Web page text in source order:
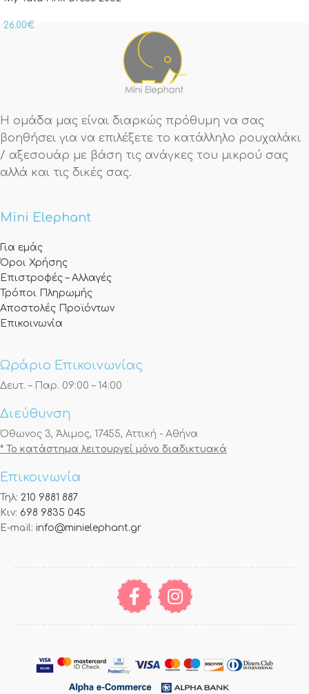
26.00€
Η ομάδα μας είναι διαρκώς πρόθυμη να σας
βοηθήσει για να επιλέξετε το κατάλληλο ρουχαλάκι
/ αξεσουάρ με βάση τις ανάγκες του μικρού σας
αλλά και τις δικές σας.
Mini Elephant
Για εμάς
Όροι Χρήσης
Επιστροφές – Αλλαγές
Τρόποι Πληρωμής
Αποστολές Προϊόντων
Επικοινωνία
Ωράριο Επικοινωνίας
Δευτ. – Παρ. 09:00 – 14:00
Διεύθυνση
Όθωνος 3, Άλιμος, 17455, Αττική - Αθήνα
* Το κατάστημα λειτουργεί μόνο διαδικτυακά
Επικοινωνία
Τηλ: 210 9881 887
Κιν: 698 9835 045
E-mail: info@minielephant.gr